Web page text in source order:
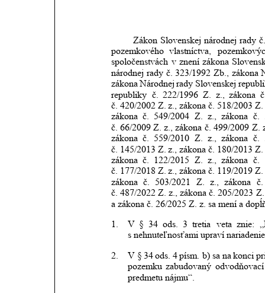
Zákon Slovenskej národnej rady
pozemkového vlastníctva,
spoločenstvách v znení zákona
národnej rady č. 323/1992 Zb., zákona
zákona Národnej rady Slovenskej
republiky č. 222/1996 Z. z., zákona
č. 420/2002 Z. z., zákona č. 518/2003 Z.
zákona č. 549/2004 Z. z., zákona č.
č. 66/2009 Z. z., zákona č. 499/2009 Z.
zákona č. 559/2010 Z. z., zákona č.
č. 145/2013 Z. z., zákona č. 180/2013 Z.
zákona č. 122/2015 Z. z., zákona č.
č. 177/2018 Z. z., zákona č. 119/2019 Z.
zákona č. 503/2021 Z. z., zákona
č.
č. 487/2022 Z. z., zákona č. 205/2023 Z.
a zákona č. 26/2025 Z. z. sa mení a
1. V § 34 ods. 3 tretia veta znie:
s nehnuteľnosťami upraví
2. V § 34 ods. 4 písm. b) sa na konci
pozemku zabudovaný odvodňovací
predmetu nájmu“.